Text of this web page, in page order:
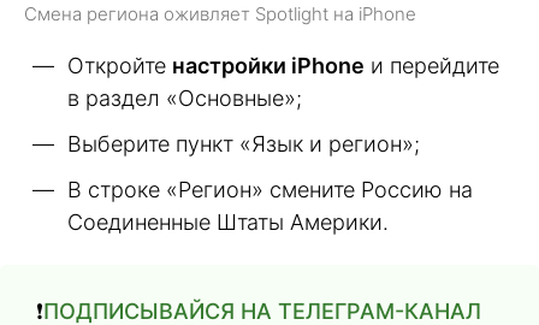
Смена региона оживляет Spotlight на iPhone
Откройте настройки iPhone и перейдите
в раздел «Основные»;
Выберите пункт «Язык и регион»;
В строке «Регион» смените Россию на
Соединенные Штаты Америки.
❗️ПОДПИСЫВАЙСЯ НА ТЕЛЕГРАМ-КАНАЛ